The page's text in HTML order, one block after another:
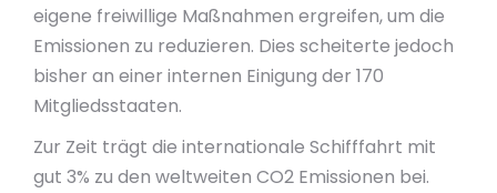
eigene freiwillige Maßnahmen ergreifen, um die
Emissionen zu reduzieren. Dies scheiterte jedoch
bisher an einer internen Einigung der 170
Mitgliedsstaaten.
Zur Zeit trägt die internationale Schifffahrt mit
gut 3% zu den weltweiten CO2 Emissionen bei.